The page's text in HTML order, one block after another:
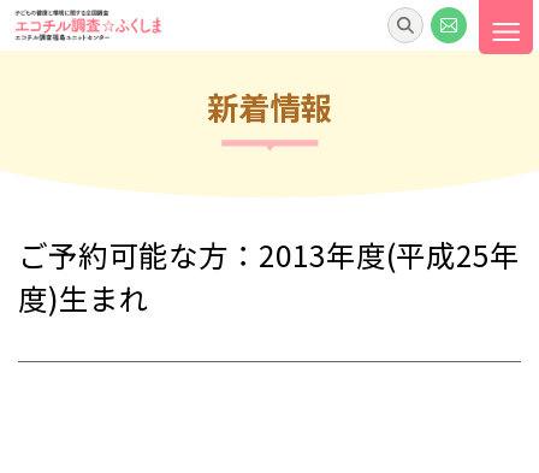
学術論文（福島ユニットセンター）
エコチル調査☆ふくしま版
エコチル調査☆ふくしま通信
おしえて先生
新着情報
ご予約可能な方：2013年度(平成25年
度)生まれ